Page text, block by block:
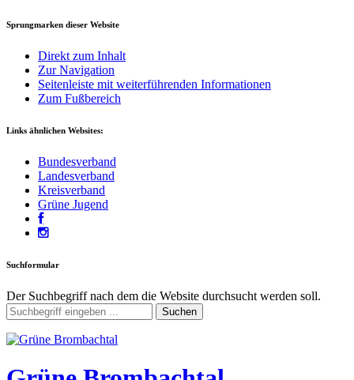
Sprungmarken dieser Website
Direkt zum Inhalt
Zur Navigation
Seitenleiste mit weiterführenden Informationen
Zum Fußbereich
Links ähnlichen Websites:
Bundesverband
Landesverband
Kreisverband
Grüne Jugend
Suchformular
Der Suchbegriff nach dem die Website durchsucht werden soll.
Suchen